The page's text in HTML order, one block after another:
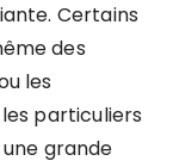
Certains
des
les
particuliers
grande